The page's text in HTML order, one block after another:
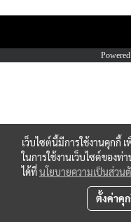
เว็บไซต์นี้มีการใช้งานคุกกี้
ในการใช้งานเว็บไซต์ของท่
ได้ที่นโยบายความเป็นส่วน
ตั้งค่าคุ